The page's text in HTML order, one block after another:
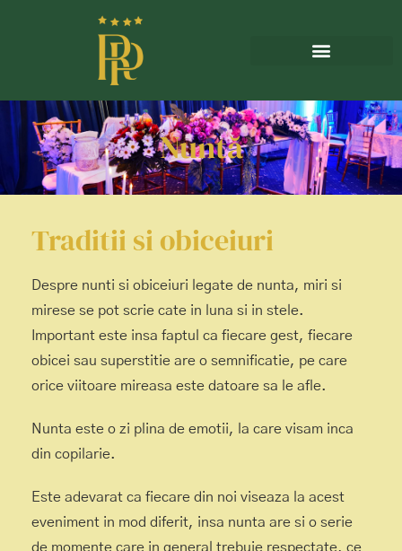
Nuntă
Traditii si obiceiuri
Despre nunti si obiceiuri legate de nunta, miri si
mirese se pot scrie cate in luna si in stele.
Important este insa faptul ca fiecare gest, fiecare
obicei sau superstitie are o semnificatie, pe care
orice viitoare mireasa este datoare sa le afle.
Nunta este o zi plina de emotii, la care visam inca
din copilarie.
Este adevarat ca fiecare din noi viseaza la acest
eveniment in mod diferit, insa nunta are si o serie
de momente care in general trebuie respectate, ce